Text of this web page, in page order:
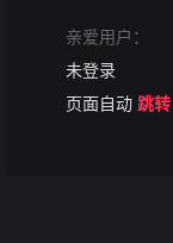
亲爱用户：
未登录
页面自动 跳转